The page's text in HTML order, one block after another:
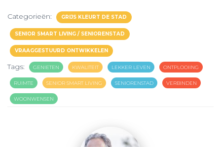
Categorieën: GRIJS KLEURT DE STAD
SENIOR SMART LIVING / SENIORENSTAD
VRAAGGESTUURD ONTWIKKELEN
Tags: GENIETEN KWALITEIT LEKKER LEVEN ONTPLOOIING
RUIMTE SENIOR SMART LIVING SENIORENSTAD VERBINDEN
WOONWENSEN